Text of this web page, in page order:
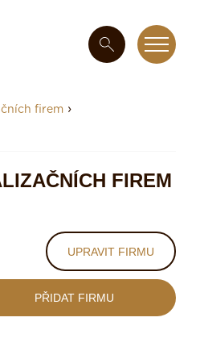
firem ›
FIREM
UPRAVIT FIRMU
PŘIDAT FIRMU